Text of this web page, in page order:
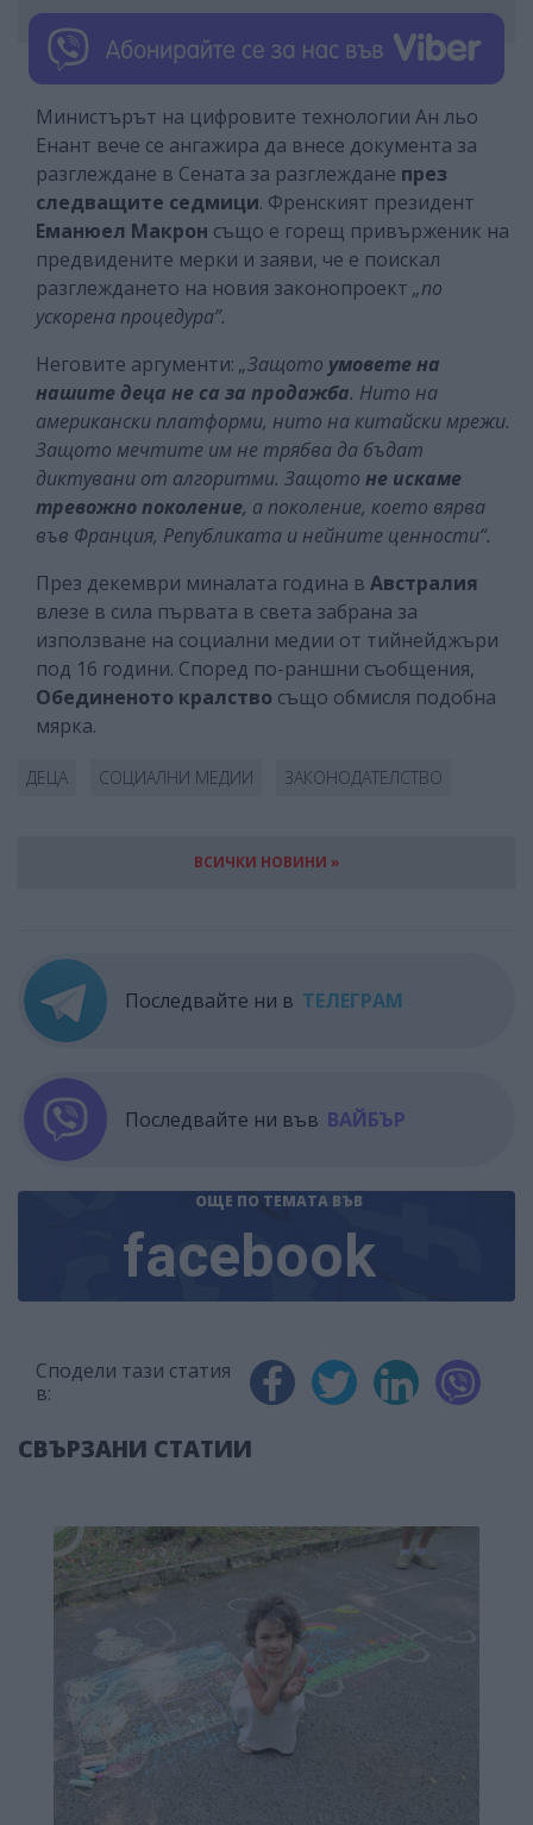
Министърът на цифровите технологии Ан льо
Енант вече се ангажира да внесе документа за
разглеждане в Сената за разглеждане през
следващите седмици. Френският президент
Еманюел Макрон също е горещ привърженик на
предвидените мерки и заяви, че е поискал
разглеждането на новия законопроект „по
ускорена процедура”.
Неговите аргументи: „Защото умовете на
нашите деца не са за продажба. Нито на
американски платформи, нито на китайски мрежи.
Защото мечтите им не трябва да бъдат
диктувани от алгоритми. Защото не искаме
тревожно поколение, а поколение, което вярва
във Франция, Републиката и нейните ценности“.
През декември миналата година в Австралия
влезе в сила първата в света забрана за
използване на социални медии от тийнейджъри
под 16 години. Според по-раншни съобщения,
Обединеното кралство също обмисля подобна
мярка.
ДЕЦА СОЦИАЛНИ МЕДИИ ЗАКОНОДАТЕЛСТВО
ВСИЧКИ НОВИНИ »
Последвайте ни в ТЕЛЕГРАМ
Последвайте ни във ВАЙБЪР
ОЩЕ ПО ТЕМАТА ВЪВ
facebook
Сподели тази статия
в:
СВЪРЗАНИ СТАТИИ